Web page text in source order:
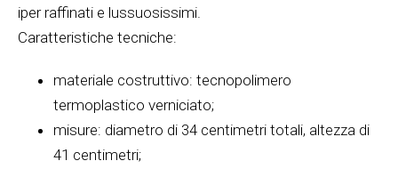
iper raffinati e lussuosissimi.
Caratteristiche tecniche:
materiale costruttivo: tecnopolimero
termoplastico verniciato;
misure: diametro di 34 centimetri totali, altezza di
41 centimetri;